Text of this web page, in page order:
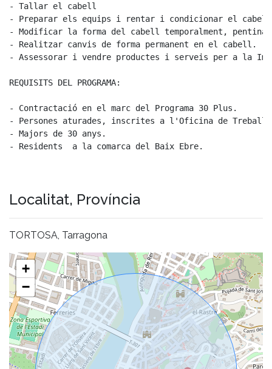
- Tallar el cabell
- Preparar els equips i rentar i condicionar el
- Modificar la forma del cabell temporalment,
- Realitzar canvis de forma permanent en el cabell.
- Assessorar i vendre productes i serveis per a la
REQUISITS DEL PROGRAMA:
- Contractació en el marc del Programa 30 Plus.
- Persones aturades, inscrites a l'Oficina de
- Majors de 30 anys.
- Residents  a la comarca del Baix Ebre.
Localitat, Província
TORTOSA, Tarragona
+
−